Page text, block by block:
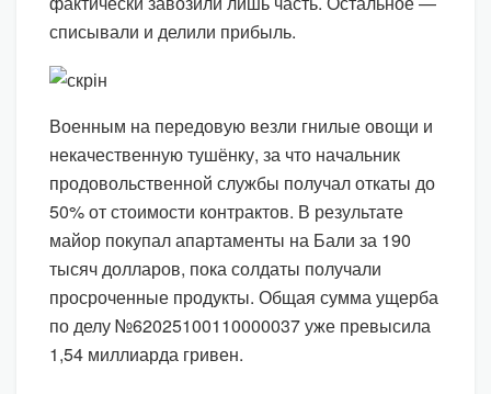
списывали и делили прибыль.
Военным на передовую везли гнилые овощи и
некачественную тушёнку, за что начальник
продовольственной службы получал откаты до
50% от стоимости контрактов. В результате
майор покупал апартаменты на Бали за 190
тысяч долларов, пока солдаты получали
просроченные продукты. Общая сумма ущерба
по делу №62025100110000037 уже превысила
1,54 миллиарда гривен.